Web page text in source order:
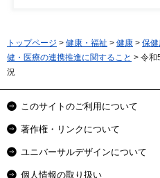
トップページ > 健康・福祉 > 健康 > 保
健・医療の連携推進に関すること > 令和
況
このサイトのご利用について
著作権・リンクについて
ユニバーサルデザインについて
個人情報の取り扱い